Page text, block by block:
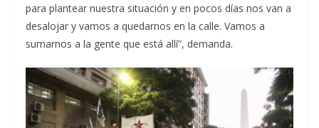
para plantear nuestra situación y en pocos días nos van a
desalojar y vamos a quedarnos en la calle. Vamos a
sumarnos a la gente que está allí”, demanda.